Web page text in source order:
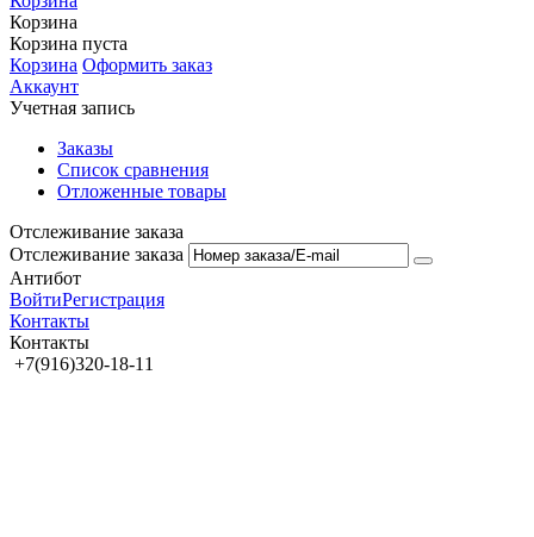
Корзина
Корзина пуста
Корзина Оформить заказ
Аккаунт
Учетная запись
Заказы
Список сравнения
Отложенные товары
Отслеживание заказа
Отслеживание заказа
Антибот
ВойтиРегистрация
Контакты
Контакты
+7(916)320-18-11